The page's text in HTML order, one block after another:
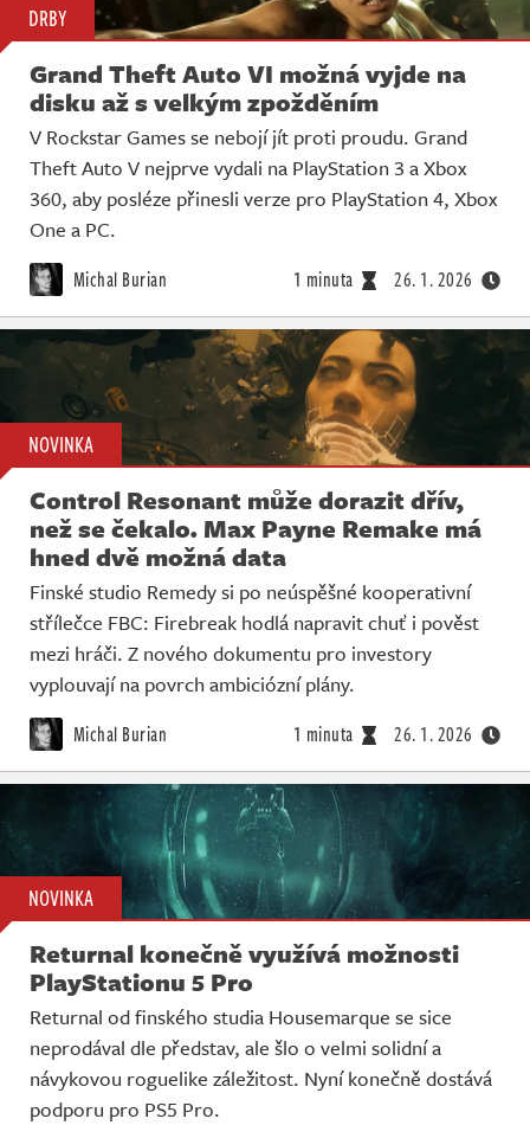
DRBY
Grand Theft Auto VI možná vyjde na
disku až s velkým zpožděním
V Rockstar Games se nebojí jít proti proudu. Grand
Theft Auto V nejprve vydali na PlayStation 3 a Xbox
360, aby posléze přinesli verze pro PlayStation 4, Xbox
One a PC.
Michal Burian 1 minuta 26. 1. 2026
NOVINKA
Control Resonant může dorazit dřív,
než se čekalo. Max Payne Remake má
hned dvě možná data
Finské studio Remedy si po neúspěšné kooperativní
střílečce FBC: Firebreak hodlá napravit chuť i pověst
mezi hráči. Z nového dokumentu pro investory
vyplouvají na povrch ambiciózní plány.
Michal Burian 1 minuta 26. 1. 2026
NOVINKA
Returnal konečně využívá možnosti
PlayStationu 5 Pro
Returnal od finského studia Housemarque se sice
neprodával dle představ, ale šlo o velmi solidní a
návykovou roguelike záležitost. Nyní konečně dostává
podporu pro PS5 Pro.